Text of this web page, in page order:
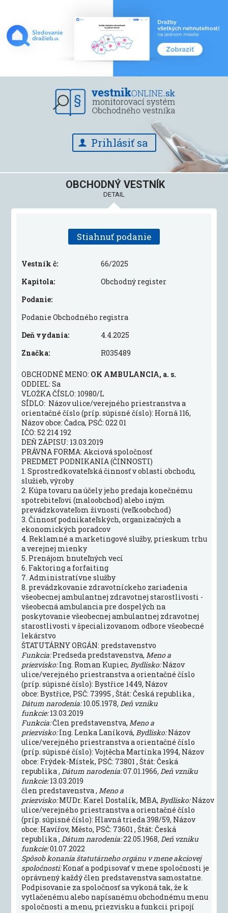
Prihlásiť sa
OBCHODNÝ VESTNÍK
DETAIL
Stiahnuť podanie
Vestník č:
66/2025
Kapitola:
Obchodný register
Podanie:
Podanie Obchodného registra
Deň vydania:
4.4.2025
Značka:
R035489
OBCHODNÉ MENO: OK AMBULANCIA, a. s.
ODDIEL: Sa
VLOŽKA ČÍSLO: 10980/L
SÍDLO: Názov ulice/verejného priestranstva a
orientačné číslo (príp. súpisné číslo): Horná 116,
Názov obce: Čadca, PSČ: 022 01
IČO: 52 214 192
DEŇ ZÁPISU: 13.03.2019
PRÁVNA FORMA: Akciová spoločnosť
PREDMET PODNIKANIA (ČINNOSTI)
1. Sprostredkovateľská činnosť v oblasti obchodu,
služieb, výroby
2. Kúpa tovaru na účely jeho predaja konečnému
spotrebiteľovi (maloobchod) alebo iným
prevádzkovateľom živnosti (veľkoobchod)
3. Činnosť podnikateľských, organizačných a
ekonomických poradcov
4. Reklamné a marketingové služby, prieskum trhu
a verejnej mienky
5. Prenájom hnuteľných vecí
6. Faktoring a forfaiting
7. Administratívne služby
8. prevádzkovanie zdravotníckeho zariadenia
všeobecnej ambulantnej zdravotnej starostlivosti -
všeobecná ambulancia pre dospelých na
poskytovanie všeobecnej ambulantnej zdravotnej
starostlivosti v špecializovanom odbore všeobecné
lekárstvo
ŠTATUTÁRNY ORGÁN: predstavenstvo
Funkcia:Predseda predstavenstva,Meno a
priezvisko:Ing. Roman Kupiec,Bydlisko:Názov
ulice/verejného priestranstva a orientačné číslo
(príp. súpisné číslo): Bystřice 1449, Názov
obce: Bystřice, PSČ: 73995 , Štát: Česká republika ,
Dátum narodenia:10.05.1978, Deň vzniku
funkcie:13.03.2019
Funkcia:Člen predstavenstva,Meno a
priezvisko:Ing. Lenka Laníková,Bydlisko:Názov
ulice/verejného priestranstva a orientačné číslo
(príp. súpisné číslo): Vojtěcha Martínka 1994, Názov
obce: Frýdek-Místek, PSČ: 73801 , Štát: Česká
republika , Dátum narodenia:07.01.1966, Deň vzniku
funkcie:13.03.2019
člen predstavenstva ,Meno a
priezvisko:MUDr. Karel Dostalík, MBA,Bydlisko:Názov
ulice/verejného priestranstva a orientačné číslo
(príp. súpisné číslo): Hlavná trieda 398/59, Názov
obce: Havířov, Město, PSČ: 73601 , Štát: Česká
republika , Dátum narodenia:22.05.1968, Deň vzniku
funkcie:01.07.2022
Spôsob konania štatutárneho orgánu v mene akciovej
spoločnosti:Konať a podpisovať v mene spoločnosti je
oprávnený každý člen predstavenstva samostatne.
Podpisovanie za spoločnosť sa vykoná tak, že k
vytlačenému alebo napísanému obchodnému menu
spoločnosti a menu, priezvisku a funkcii pripojí